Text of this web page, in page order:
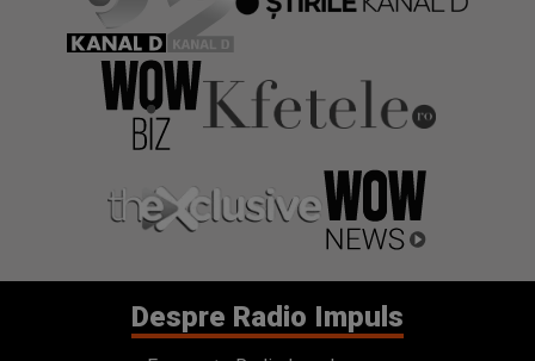
Despre Radio Impuls